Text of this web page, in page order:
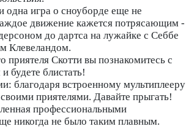
игра о сноуборде еще не
движение кажется потрясающим -
до дартса на лужайке с Себбе
Клевеландом.
Скотти вы познакомитесь с
будете блистать!
благодаря встроенному мультиплееру
приятелями. Давайте прыгать!
профессиональными
никогда не было таким плавным.